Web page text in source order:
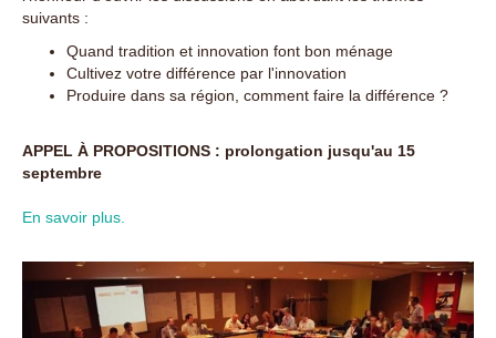
suivants :
Quand tradition et innovation font bon ménage
Cultivez votre différence par l'innovation
Produire dans sa région, comment faire la différence ?
APPEL À PROPOSITIONS : prolongation jusqu'au 15
septembre
En savoir plus.